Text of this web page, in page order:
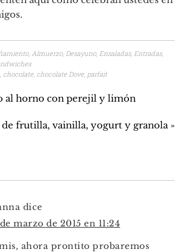
, Almuerzo, Desayuno, Ensaladas, Entradas,
chocolate chocolate Dove parfait
al horno con perejil y limón
frutilla, vainilla, yogurt y granola »
dice
marzo de 2015 en 11:24
ahora prontito probaremos